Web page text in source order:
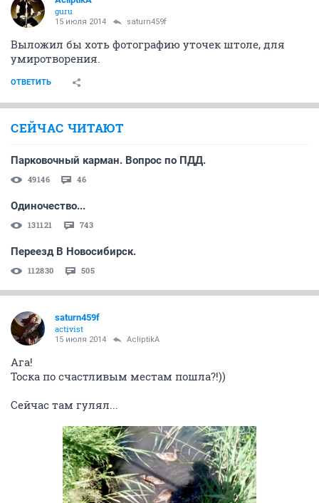
guru
15 июля 2014 saturn459f
Выложил бы хоть фотографию уточек штоле, для
умиротворения.
ОТВЕТИТЬ
СЕЙЧАС ЧИТАЮТ
Парковочный карман. Вопрос по ПДД.
49146 46
Одиночество...
131121 743
Переезд В Новосибирск.
112830 505
saturn459f
activist
15 июля 2014 AcliptikA
Ага!
Тоска по счастливым местам пошла?!))
Сейчас там гулял...